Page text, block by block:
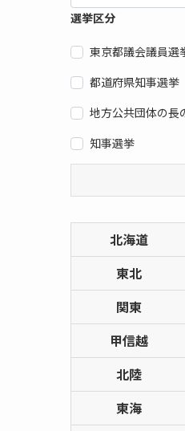
選挙区分
東京都議会議員選
都道府県知事選挙
地方公共団体の長
知事選挙
北海道
東北
関東
甲信越
北陸
東海